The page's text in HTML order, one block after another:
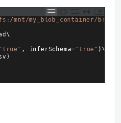
mnt/my_blob_container/
\
"true" , inferSchema= "true" ) \
)